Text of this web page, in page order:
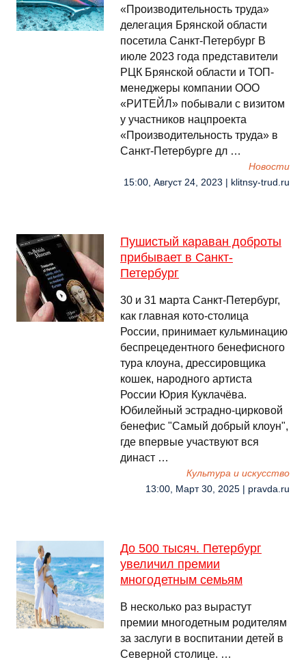
«Производительность труда»
делегация Брянской области
посетила Санкт-Петербург В
июле 2023 года представители
РЦК Брянской области и ТОП-
менеджеры компании ООО
«РИТЕЙЛ» побывали с визитом
у участников нацпроекта
«Производительность труда» в
Санкт-Петербурге дл …
Новости
15:00, Август 24, 2023 | klitnsy-trud.ru
Пушистый караван доброты
прибывает в Санкт-
Петербург
30 и 31 марта Санкт-Петербург,
как главная кото-столица
России, принимает кульминацию
беспрецедентного бенефисного
тура клоуна, дрессировщика
кошек, народного артиста
России Юрия Куклачёва.
Юбилейный эстрадно-цирковой
бенефис "Самый добрый клоун",
где впервые участвуют вся
династ …
Культура и искусство
13:00, Март 30, 2025 | pravda.ru
До 500 тысяч. Петербург
увеличил премии
многодетным семьям
В несколько раз вырастут
премии многодетным родителям
за заслуги в воспитании детей в
Северной столице. …